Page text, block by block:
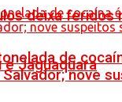
deixa feridos
Jaguaquara
de
nove